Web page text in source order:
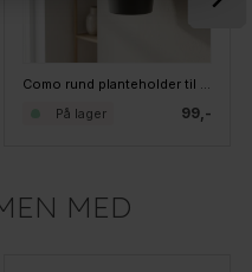
Como rund planteholder til væg - Hvid. Large
99,-
På lager
MED